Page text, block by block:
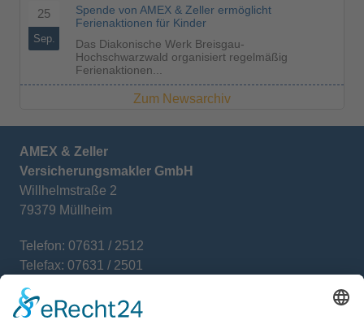
25
Sep.
Spende von AMEX & Zeller ermöglicht
Ferienaktionen für Kinder
Das Diakonische Werk Breisgau-
Hochschwarzwald organisiert regelmäßig
Ferienaktionen...
Zum Newsarchiv
AMEX & Zeller
Versicherungsmakler GmbH
Willhelmstraße 2
79379 Müllheim
Telefon: 07631 / 2512
Telefax: 07631 / 2501
E-Mail: info@amex-zeller.de